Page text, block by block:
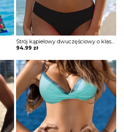
94.99 zł